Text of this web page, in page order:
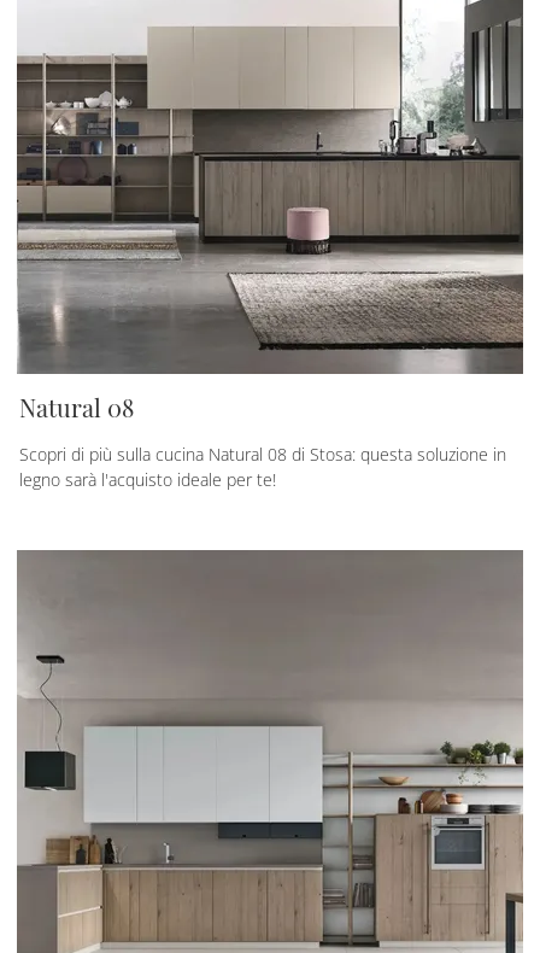
Natural 08
Scopri di più sulla cucina Natural 08 di Stosa: questa soluzione in
legno sarà l'acquisto ideale per te!